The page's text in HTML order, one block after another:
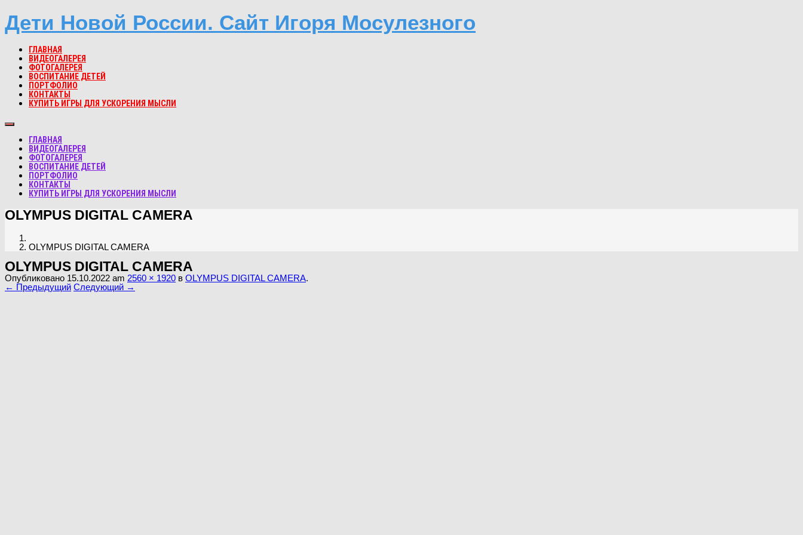
Дети Новой России. Сайт Игоря Мосулезного
ГЛАВНАЯ
ВИДЕОГАЛЕРЕЯ
ФОТОГАЛЕРЕЯ
ВОСПИТАНИЕ ДЕТЕЙ
ПОРТФОЛИО
КОНТАКТЫ
КУПИТЬ ИГРЫ ДЛЯ УСКОРЕНИЯ МЫСЛИ
ГЛАВНАЯ
ВИДЕОГАЛЕРЕЯ
ФОТОГАЛЕРЕЯ
ВОСПИТАНИЕ ДЕТЕЙ
ПОРТФОЛИО
КОНТАКТЫ
КУПИТЬ ИГРЫ ДЛЯ УСКОРЕНИЯ МЫСЛИ
OLYMPUS DIGITAL CAMERA
OLYMPUS DIGITAL CAMERA
OLYMPUS DIGITAL CAMERA
Опубликовано 15.10.2022 am 2560 × 1920 в OLYMPUS DIGITAL CAMERA.
← Предыдущий Следующий →